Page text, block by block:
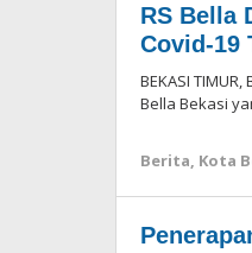
RS Bella
Covid-19
BEKASI
Bella Bekasi
Berita, Kota